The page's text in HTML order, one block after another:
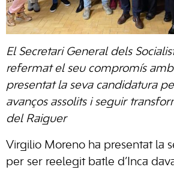
El Secretari General dels
refermat el seu compromís
presentat la seva candidatura
avanços assolits i seguir
del Raiguer
Virgilio Moreno ha presentat la
per ser reelegit batle d’Inca